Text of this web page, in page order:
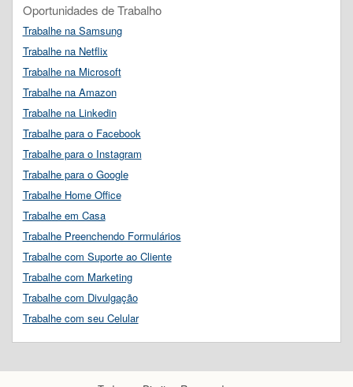
Oportunidades de Trabalho
Trabalhe na Samsung
Trabalhe na Netflix
Trabalhe na Microsoft
Trabalhe na Amazon
Trabalhe na Linkedin
Trabalhe para o Facebook
Trabalhe para o Instagram
Trabalhe para o Google
Trabalhe Home Office
Trabalhe em Casa
Trabalhe Preenchendo Formulários
Trabalhe com Suporte ao Cliente
Trabalhe com Marketing
Trabalhe com Divulgação
Trabalhe com seu Celular